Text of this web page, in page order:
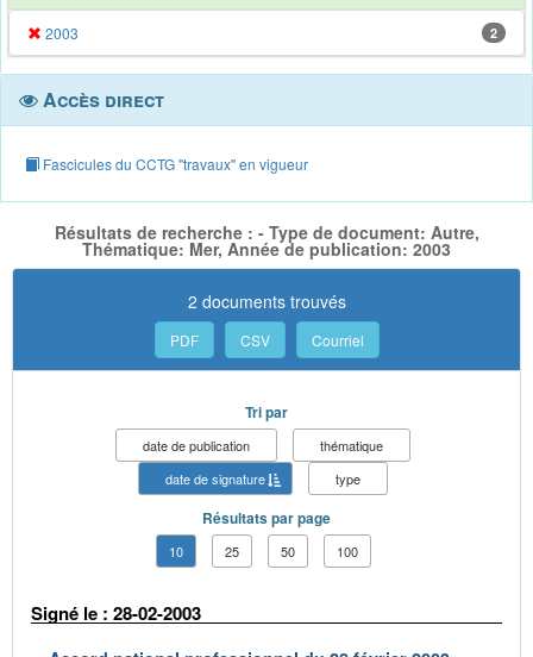
2003 2
Accès direct
Fascicules du CCTG "travaux" en vigueur
Résultats de recherche : - Type de document: Autre,
Thématique: Mer, Année de publication: 2003
2 documents trouvés
PDF CSV Courriel
Tri par
date de publication
thématique
date de signature
type
Résultats par page
10 25 50 100
Signé le : 28-02-2003